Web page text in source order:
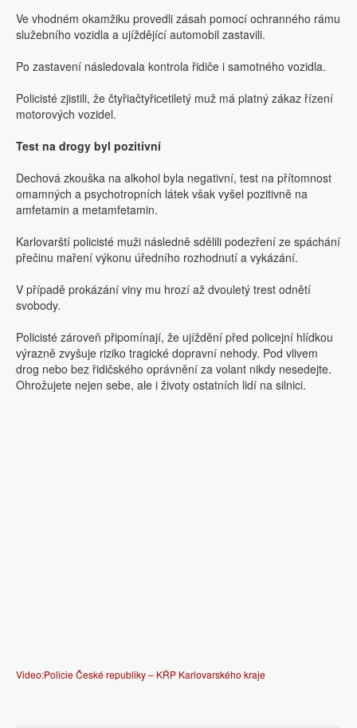
Ve vhodném okamžiku provedli zásah pomocí ochranného rámu
služebního vozidla a ujíždějící automobil zastavili.
Po zastavení následovala kontrola řidiče i samotného vozidla.
Policisté zjistili, že čtyřiačtyřicetiletý muž má platný zákaz řízení
motorových vozidel.
Test na drogy byl pozitivní
Dechová zkouška na alkohol byla negativní, test na přítomnost
omamných a psychotropních látek však vyšel pozitivně na
amfetamin a metamfetamin.
Karlovarští policisté muži následně sdělili podezření ze spáchání
přečinu maření výkonu úředního rozhodnutí a vykázání.
V případě prokázání viny mu hrozí až dvouletý trest odnětí
svobody.
Policisté zároveň připomínají, že ujíždění před policejní hlídkou
výrazně zvyšuje riziko tragické dopravní nehody. Pod vlivem
drog nebo bez řidičského oprávnění za volant nikdy nesedejte.
Ohrožujete nejen sebe, ale i životy ostatních lidí na silnici.
Video:Policie České republiky – KŘP Karlovarského kraje